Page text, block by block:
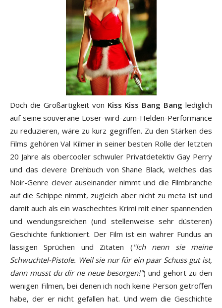
Doch die Großartigkeit von Kiss Kiss Bang Bang lediglich
auf seine souveräne Loser-wird-zum-Helden-Performance
zu reduzieren, wäre zu kurz gegriffen. Zu den Stärken des
Films gehören Val Kilmer in seiner besten Rolle der letzten
20 Jahre als obercooler schwuler Privatdetektiv Gay Perry
und das clevere Drehbuch von Shane Black, welches das
Noir-Genre clever auseinander nimmt und die Filmbranche
auf die Schippe nimmt, zugleich aber nicht zu meta ist und
damit auch als ein waschechtes Krimi mit einer spannenden
und wendungsreichen (und stellenweise sehr düsteren)
Geschichte funktioniert. Der Film ist ein wahrer Fundus an
lässigen Sprüchen und Zitaten ( "Ich nenn sie meine
Schwuchtel-Pistole. Weil sie nur für ein paar Schuss gut ist,
dann musst du dir ne neue besorgen!") und gehört zu den
wenigen Filmen, bei denen ich noch keine Person getroffen
habe, der er nicht gefallen hat. Und wem die Geschichte